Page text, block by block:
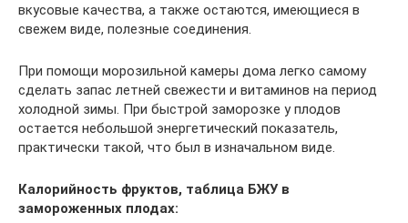
вкусовые качества, а также остаются, имеющиеся в
свежем виде, полезные соединения.
При помощи морозильной камеры дома легко самому
сделать запас летней свежести и витаминов на период
холодной зимы. При быстрой заморозке у плодов
остается небольшой энергетический показатель,
практически такой, что был в изначальном виде.
Калорийность фруктов, таблица БЖУ в
замороженных плодах: